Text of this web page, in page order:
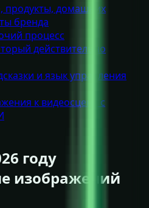
продукты, домашних
бренда
процесс
действительно
и язык управления
к видеосцене с
году
изображений